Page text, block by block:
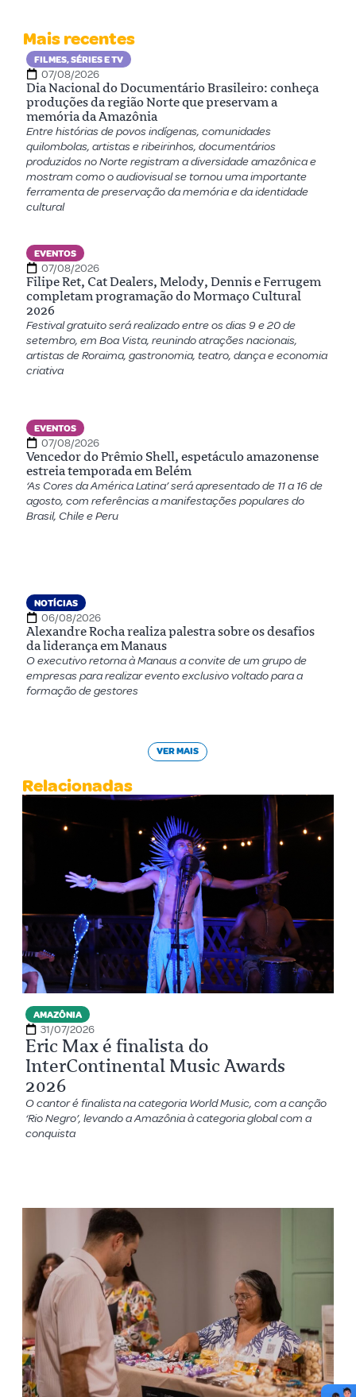
Mais recentes
FILMES, SÉRIES E TV
07/08/2026
Dia Nacional do Documentário Brasileiro: conheça
produções da região Norte que preservam a
memória da Amazônia
Entre histórias de povos indígenas, comunidades
quilombolas, artistas e ribeirinhos, documentários
produzidos no Norte registram a diversidade amazônica e
mostram como o audiovisual se tornou uma importante
ferramenta de preservação da memória e da identidade
cultural
EVENTOS
07/08/2026
Filipe Ret, Cat Dealers, Melody, Dennis e Ferrugem
completam programação do Mormaço Cultural
2026
Festival gratuito será realizado entre os dias 9 e 20 de
setembro, em Boa Vista, reunindo atrações nacionais,
artistas de Roraima, gastronomia, teatro, dança e economia
criativa
EVENTOS
07/08/2026
Vencedor do Prêmio Shell, espetáculo amazonense
estreia temporada em Belém
‘As Cores da América Latina’ será apresentado de 11 a 16 de
agosto, com referências a manifestações populares do
Brasil, Chile e Peru
NOTÍCIAS
06/08/2026
Alexandre Rocha realiza palestra sobre os desafios
da liderança em Manaus
O executivo retorna à Manaus a convite de um grupo de
empresas para realizar evento exclusivo voltado para a
formação de gestores
VER MAIS
Relacionadas
AMAZÔNIA
31/07/2026
Eric Max é finalista do
InterContinental Music Awards
2026
O cantor é finalista na categoria World Music, com a canção
‘Rio Negro’, levando a Amazônia à categoria global com a
conquista